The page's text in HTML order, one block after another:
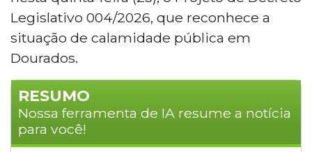
Legislativo 004/2026, que reconhece a
situação de calamidade pública em
Dourados.
RESUMO
Nossa ferramenta de IA resume a notícia
para você!